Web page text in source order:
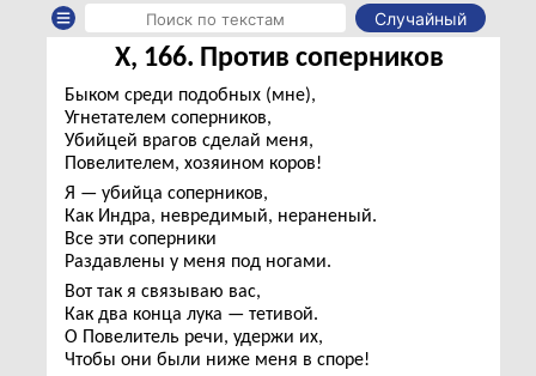
Случайный
X, 166. Против соперников
Быком среди подобных (мне),
Угнетателем соперников,
Убийцей врагов сделай меня,
Повелителем, хозяином коров!
Я — убийца соперников,
Как Индра, невредимый, нераненый.
Все эти соперники
Раздавлены у меня под ногами.
Вот так я связываю вас,
Как два конца лука — тетивой.
О Повелитель речи, удержи их,
Чтобы они были ниже меня в споре!